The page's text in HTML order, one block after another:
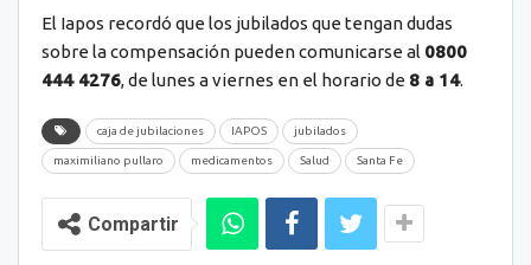
El Iapos recordó que los jubilados que tengan dudas
sobre la compensación pueden comunicarse al 0800
444 4276, de lunes a viernes en el horario de 8 a 14.
caja de jubilaciones IAPOS jubilados
maximiliano pullaro medicamentos Salud Santa Fe
Compartir